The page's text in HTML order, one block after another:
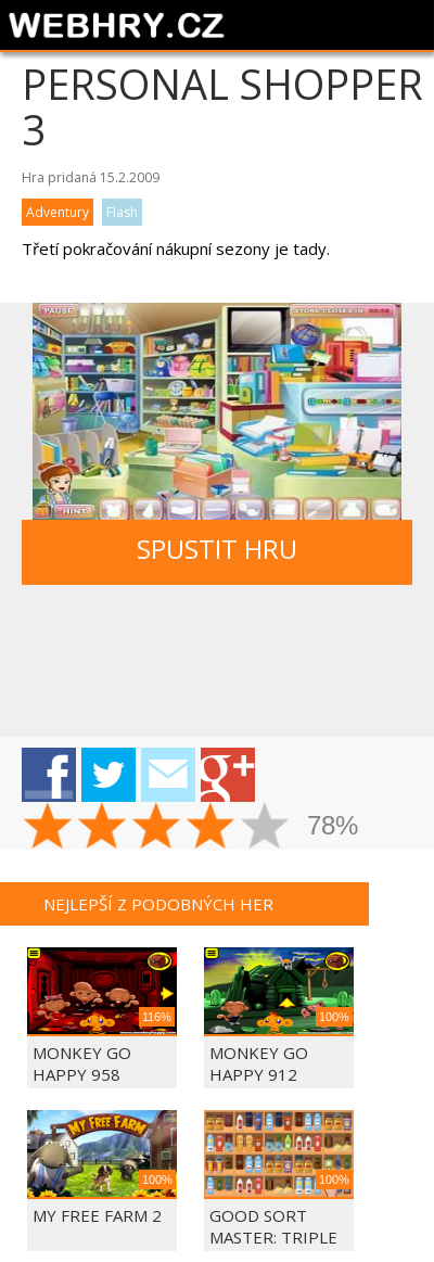
PERSONAL SHOPPER
3
Hra pridaná 15.2.2009
Adventury
Flash
Třetí pokračování nákupní sezony je tady.
SPUSTIT HRU
78%
NEJLEPŠÍ Z PODOBNÝCH HER
116%
MONKEY GO
HAPPY 958
100%
MONKEY GO
HAPPY 912
100%
MY FREE FARM 2
100%
GOOD SORT
MASTER: TRIPLE